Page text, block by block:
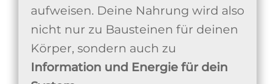
aufweisen. Deine Nahrung wird also
nicht nur zu Bausteinen für deinen
Körper, sondern auch zu
Information und Energie für dein